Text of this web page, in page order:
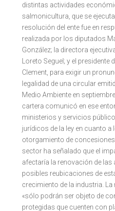
distintas actividades
salmonicultura, que se
resolución del ente fue en
realizada por los diputados
González; la directora
Loreto Seguel; y el presidente
Clement, para exigir un
legalidad de una circular
Medio Ambiente en
cartera comunicó en ese
ministerios y servicios
jurídicos de la ley en cuanto
otorgamiento de
sector ha señalado que el
afectaría la renovación de
posibles reubicaciones de
crecimiento de la industria.
«sólo podrán ser objeto de
protegidas que cuenten con